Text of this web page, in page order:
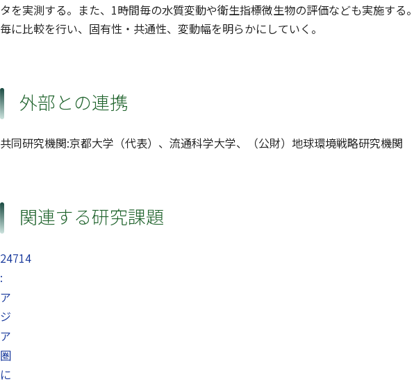
タを実測する。また、1時間毎の水質変動や衛生指標微生物の評価なども実施する
毎に比較を行い、固有性・共通性、変動幅を明らかにしていく。
外部との連携
共同研究機関:京都大学（代表）、流通科学大学、（公財）地球環境戦略研究機関
関連する研究課題
24714
:
ア
ジ
ア
圏
に